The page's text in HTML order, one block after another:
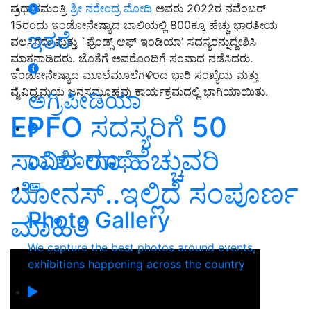
ಇತರೆ
ಅಗ್ರಿಪೀಡಿಯಾ
ಯಶೋಗಾಥೆ
Photo Gallery
We capture the best photos around events,
exhibitions happening across the country
ಪ್ರಧಾನಮಂತ್ರಿ ಶ್ರೀ ನರೇಂದ್ರ ಮೋದಿ ಅವರು 2022ರ ನವೆಂಬರ್
15ರಂದು ಇಂಡೋನೇಷ್ಯಾದ ಬಾಲಿಯಲ್ಲಿ 800ಕ್ಕೂ ಹೆಚ್ಚು ಭಾರತೀಯ
ವಲಸಿಗರು ಮತ್ತು `ಫ್ರೆಂಡ್ಸ್ ಆಫ್ ಇಂಡಿಯಾ’ ಸದಸ್ಯರನ್ನುದ್ದೇಶಿಸಿ
ಮಾತನಾಡಿದರು. ಜೊತೆಗೆ ಅವರೊಂದಿಗೆ ಸಂವಾದ ನಡೆಸಿದರು.
ಇಂಡೋನೇಷ್ಯಾದ ಮೂಲೆಮೂಲೆಗಳಿಂದ ಭಾರಿ ಸಂಖ್ಯೆಯ ಮತ್ತು
ವೈವಿಧ್ಯಮಯ ಜನಸಮೂಹವು ಕಾರ್ಯಕ್ರಮದಲ್ಲಿ ಭಾಗಿಯಾಯಿತು.
EPFO ​​ಸದಸ್ಯರಿಗೆ 50
ಸಾವಿರ ರೂ ಹೆಚ್ಚುವರಿ
ಬೋನಸ್..ಇಲ್ಲಿದೆ ಸಂಪೂರ್ಣ
ಮಾಹಿತಿ